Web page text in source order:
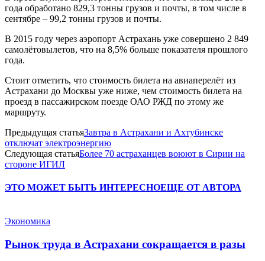
года обработано 829,3 тонны грузов и почты, в том числе в
сентябре – 99,2 тонны грузов и почты.
В 2015 году через аэропорт Астрахань уже совершено 2 849
самолётовылетов, что на 8,5% больше показателя прошлого
года.
Стоит отметить, что стоимость билета на авиаперелёт из
Астрахани до Москвы уже ниже, чем стоимость билета на
проезд в пассажирском поезде ОАО РЖД по этому же
маршруту.
Предыдущая статьяЗавтра в Астрахани и Ахтубинске
отключат электроэнергию
Следующая статьяБолее 70 астраханцев воюют в Сирии на
стороне ИГИЛ
ЭТО МОЖЕТ БЫТЬ ИНТЕРЕСНОЕЩЕ ОТ АВТОРА
Экономика
Рынок труда в Астрахани сокращается в разы